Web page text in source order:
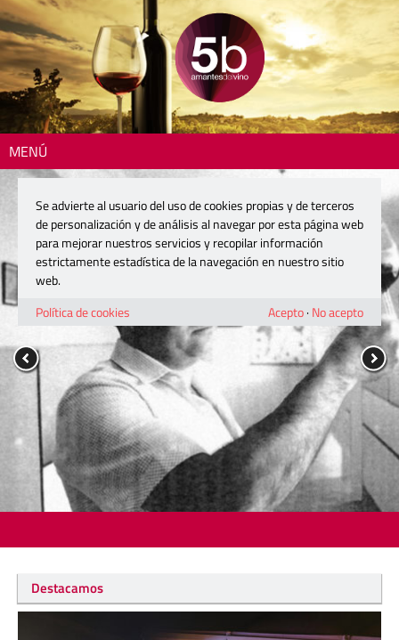
MENÚ
Destacamos
Se advierte al usuario del uso de cookies propias y de terceros
de personalización y de análisis al navegar por esta página web
para mejorar nuestros servicios y recopilar información
estrictamente estadística de la navegación en nuestro sitio
web.
Política de cookies
Acepto· No acepto